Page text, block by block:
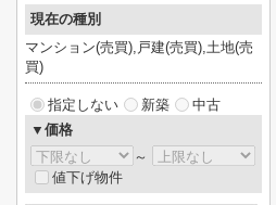
現在の種別
マンション(売買),戸建(売買),土地(売
買)
指定しない 新築
中古
▼価格
～
値下げ物件